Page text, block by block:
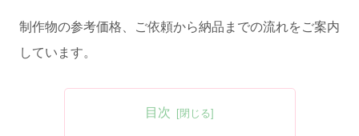
制作物の参考価格、ご依頼から納品までの流れをご案内
しています。
目次